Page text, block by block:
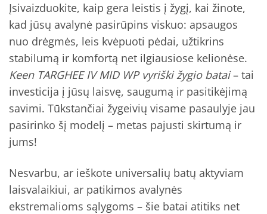
Įsivaizduokite, kaip gera leistis į žygį, kai žinote,
kad jūsų avalynė pasirūpins viskuo: apsaugos
nuo drėgmės, leis kvėpuoti pėdai, užtikrins
stabilumą ir komfortą net ilgiausiose kelionėse.
Keen TARGHEE IV MID WP vyriški žygio batai– tai
investicija į jūsų laisvę, saugumą ir pasitikėjimą
savimi. Tūkstančiai žygeivių visame pasaulyje jau
pasirinko šį modelį – metas pajusti skirtumą ir
jums!
Nesvarbu, ar ieškote universalių batų aktyviam
laisvalaikiui, ar patikimos avalynės
ekstremalioms sąlygoms – šie batai atitiks net